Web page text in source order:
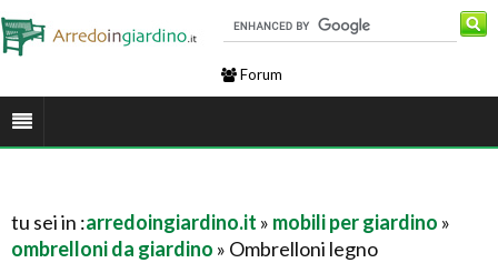
Forum
tu sei in :arredoingiardino.it » mobili per giardino »
ombrelloni da giardino » Ombrelloni legno